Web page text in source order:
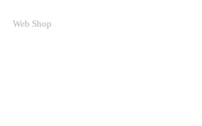
Web Shop